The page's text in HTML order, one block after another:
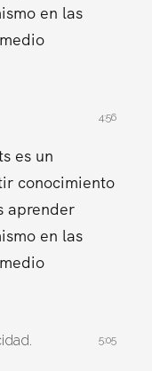
en las
4:56
es un
conocimiento
aprender
en las
5:05